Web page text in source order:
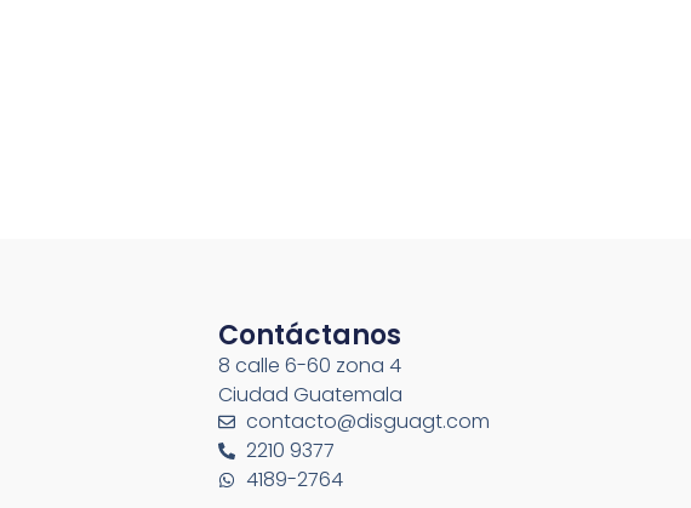
Contáctanos
8 calle 6-60 zona 4
Ciudad Guatemala
contacto@disguagt.com
2210 9377
4189-2764